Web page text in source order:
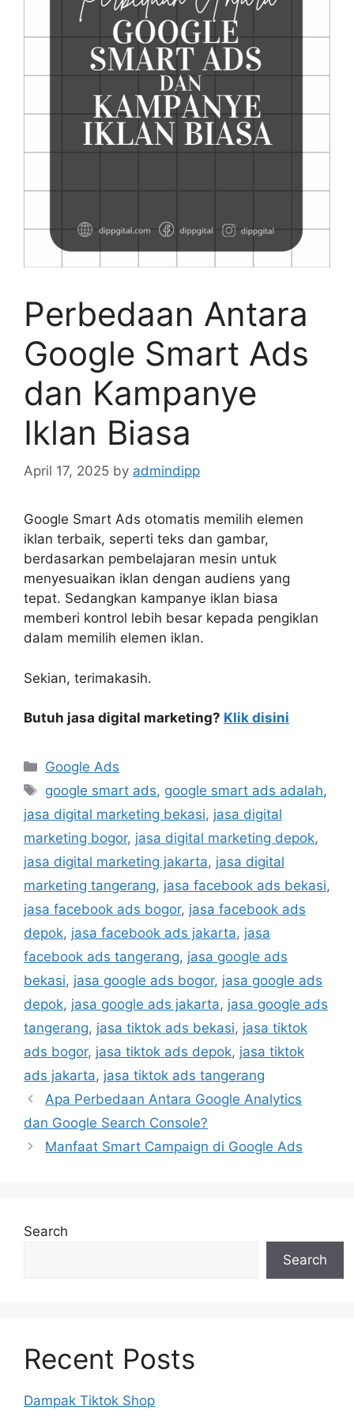
Perbedaan Antara
Google Smart Ads
dan Kampanye
Iklan Biasa
April 17, 2025 by admindipp
Google Smart Ads otomatis memilih elemen
iklan terbaik, seperti teks dan gambar,
berdasarkan pembelajaran mesin untuk
menyesuaikan iklan dengan audiens yang
tepat. Sedangkan kampanye iklan biasa
memberi kontrol lebih besar kepada pengiklan
dalam memilih elemen iklan.
Sekian, terimakasih.
Butuh jasa digital marketing? Klik disini
Google Ads
google smart ads, google smart ads adalah,
jasa digital marketing bekasi, jasa digital
marketing bogor, jasa digital marketing depok,
jasa digital marketing jakarta, jasa digital
marketing tangerang, jasa facebook ads bekasi,
jasa facebook ads bogor, jasa facebook ads
depok, jasa facebook ads jakarta, jasa
facebook ads tangerang, jasa google ads
bekasi, jasa google ads bogor, jasa google ads
depok, jasa google ads jakarta, jasa google ads
tangerang, jasa tiktok ads bekasi, jasa tiktok
ads bogor, jasa tiktok ads depok, jasa tiktok
ads jakarta, jasa tiktok ads tangerang
Apa Perbedaan Antara Google Analytics
dan Google Search Console?
Manfaat Smart Campaign di Google Ads
Search
Search
Recent Posts
Dampak Tiktok Shop